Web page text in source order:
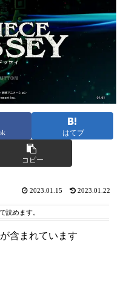
はてブ
コピー
2023.01.15 2023.01.22
で読めます。
含まれています